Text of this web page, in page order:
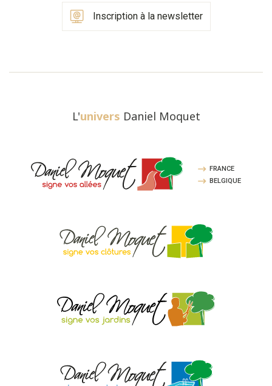
Inscription à la newsletter
L'univers Daniel Moquet
FRANCE
BELGIQUE